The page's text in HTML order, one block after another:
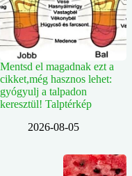
Mentsd el magadnak ezt a
cikket,még hasznos lehet:
gyógyulj a talpadon
keresztül! Talptérkép
2026-08-05